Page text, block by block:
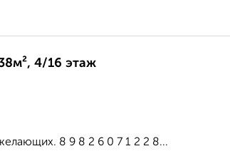
4/16 этаж
8 9 8 2 6 0 7 1 2 2 8...